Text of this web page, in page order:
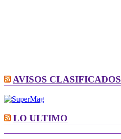
AVISOS CLASIFICADOS
LO ULTIMO